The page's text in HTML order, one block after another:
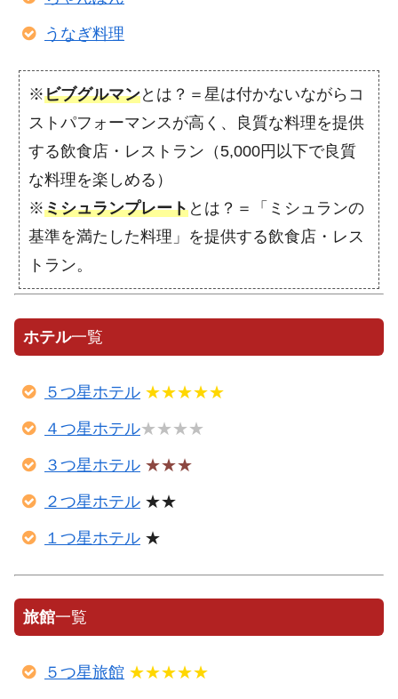
うなぎ料理
※ビブグルマンとは？＝星は付かないながらコ
ストパフォーマンスが高く、良質な料理を提供
する飲食店・レストラン（5,000円以下で良質
な料理を楽しめる）
※ミシュランプレートとは？＝「ミシュランの
基準を満たした料理」を提供する飲食店・レス
トラン。
ホテル一覧
５つ星ホテル ★★★★★
４つ星ホテル★★★★
３つ星ホテル ★★★
２つ星ホテル ★★
１つ星ホテル ★
旅館一覧
５つ星旅館 ★★★★★